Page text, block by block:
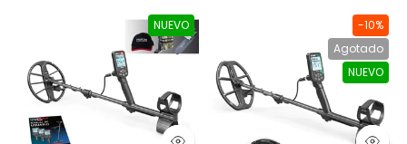
NUEVO
-10%
Agotado
NUEVO